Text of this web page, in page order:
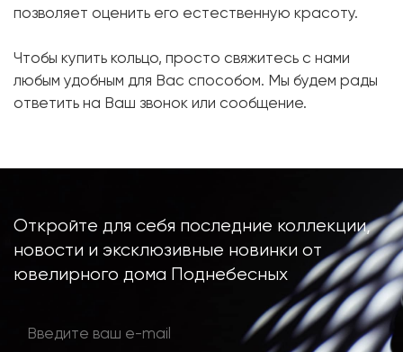
Форма огранки:
Металл:
Белое золото, 750 проба
Вес грамм:
7.31
Размер:
позволяет оценить его естественную красоту.
Чтобы купить кольцо, просто свяжитесь с нами
любым удобным для Вас способом. Мы будем рады
ответить на Ваш звонок или сообщение.
Откройте для себя последние коллекции,
новости и эксклюзивные новинки от
ювелирного дома Поднебесных